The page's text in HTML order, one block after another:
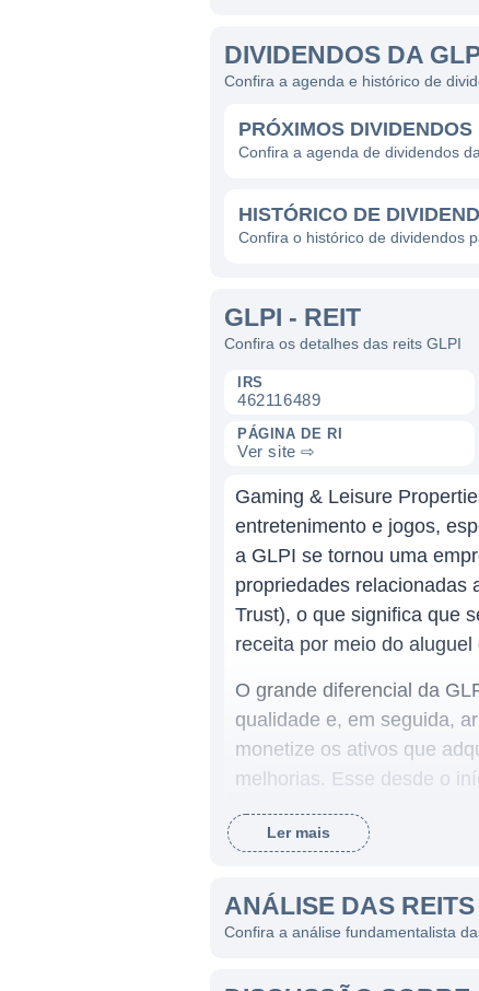
DIVIDENDOS DA
Confira a agenda e histórico de
PRÓXIMOS DIVIDENDOS
Confira a agenda de dividendos
HISTÓRICO DE
Confira o histórico de dividendos
GLPI - REIT
Confira os detalhes das reits GLPI
IRS
462116489
PÁGINA DE RI
Ver site ⇨
Gaming & Leisure
entretenimento e jogos,
a GLPI se tornou uma
propriedades relacionadas
Trust), o que significa que
receita por meio do aluguel
O grande diferencial da
qualidade e, em seguida,
monetize os ativos que
melhorias. Esse desde o
rapidamente seu portfólio
receita estável que
ATUAÇÃO E MODELOS
Ler mais
ANÁLISE DAS
Confira a análise fundamentalista